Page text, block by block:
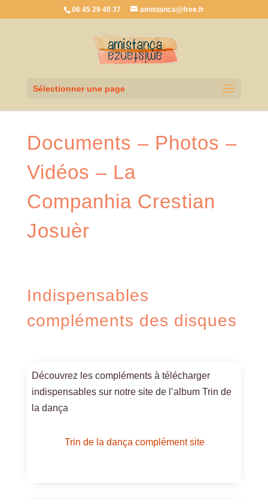
06 45 29 40 37 amistanca@free.fr
Sélectionner une page
Documents – Photos –
Vidéos – La
Companhia Crestian
Josuèr
Indispensables
compléments des disques
Découvrez les compléments à télécharger
indispensables sur notre site de l’album Trin de
la dança
Trin de la dança complément site